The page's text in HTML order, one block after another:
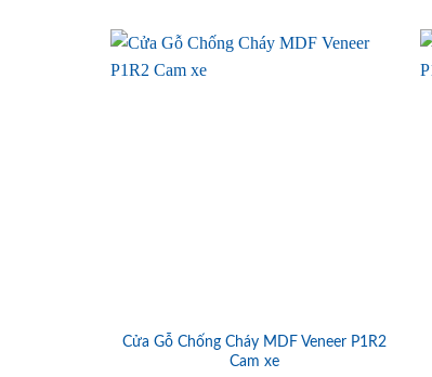
Cửa Gỗ Chống Cháy MDF Veneer P1R2
Cam xe